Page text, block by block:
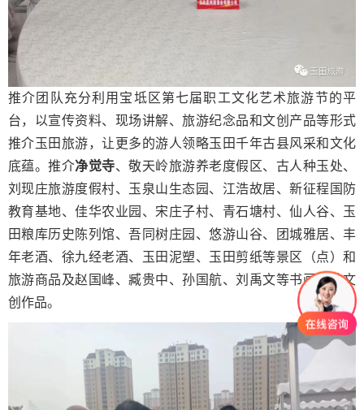
推介团队充分利用宝坻区第七届职工文化艺术旅游节的平
台，以宣传资料、现场讲解、旅游纪念品和文创产品等形式
推介玉田旅游，让更多的游人领略玉田千年古县风采和文化
底蕴。推介净觉寺、敬天岭旅游养老度假区、古人种玉处、
刘现庄旅游度假村、玉泉山生态园、江浩故居、新征程国防
教育基地、佳华农业园、宋庄子村、青石塘村、仙人谷、玉
田粮库历史陈列馆、吾同树庄园、悠游山谷、团城雅居、丰
年老酒、徐九经老酒、玉田泥塑、玉田剪纸等景区（点）和
旅游商品及赵国峰、臧贵中、孙国航、刘禹文等书画家的文
创作品。